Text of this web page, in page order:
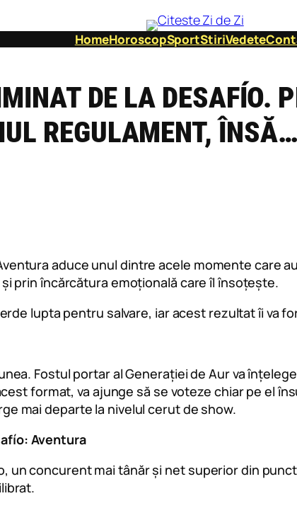
HomeHoroscopSportStiriVedete
DE LA DESAFÍO.
REGULAMENT, ÎNSĂ…
aduce unul dintre acele momente care
prin încărcătura emoțională care îl însoțește.
lupta pentru salvare, iar acest rezultat îi va
Fostul portar al Generației de Aur va
format, va ajunge să se voteze chiar pe el
mai departe la nivelul cerut de show.
Aventura
un concurent mai tânăr și net superior din